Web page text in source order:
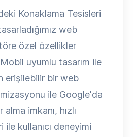
Konaklama Tesisleri
web
özel özellikler
uyumlu tasarım ile
erişilebilir bir web
ile Google'da
imkanı, hızlı
ile kullanıcı deneyimi